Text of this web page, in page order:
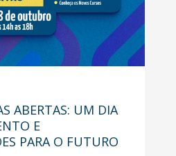
ABERTAS: UM DIA
E
PARA O FUTURO